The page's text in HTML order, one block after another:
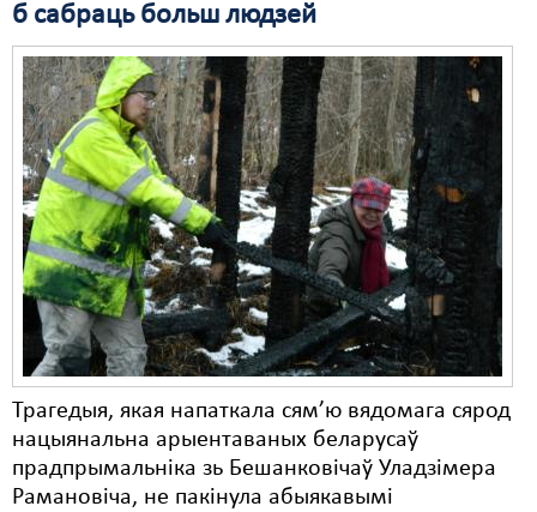
б сабраць больш людзей
Трагедыя, якая напаткала сям’ю вядомага сярод
нацыянальна арыентаваных беларусаў
прадпрымальніка зь Бешанковічаў Уладзімера
Рамановіча, не пакінула абыякавымі